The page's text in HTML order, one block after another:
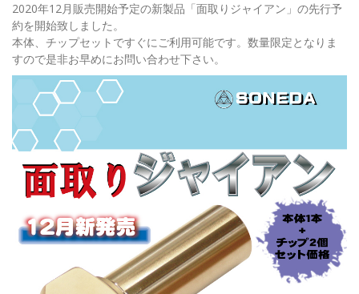
2020年12月販売開始予定の新製品「面取りジャイアン」の先行予
約を開始致しました。
本体、チップセットですぐにご利用可能です。数量限定となりま
すので是非お早めにお問い合わせ下さい。